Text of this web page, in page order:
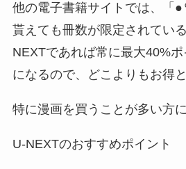
他の電子書籍サイトでは、「
貰えても冊数が限定されてい
NEXTであれば常に最大40%
になるので、どこよりもお得
特に漫画を買うことが多い方
U-NEXTのおすすめポイント